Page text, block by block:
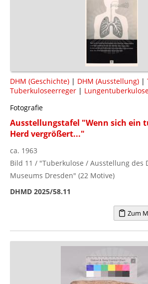
DHM (Geschichte) | DHM (Ausstellung) |
Tuberkuloseerreger |
Fotografie
Ausstellungstafel "Wenn sich ein
Herd vergrößert..."
ca. 1963
Bild 11 / "Tuberkulose / Ausstellung des
Museums Dresden" (22 Motive)
DHMD 2025/58.11
Zum